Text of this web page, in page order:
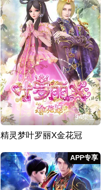
34集全
精灵梦叶罗丽X金花冠
APP专享